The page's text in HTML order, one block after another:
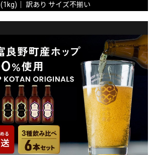
(1kg)｜ 訳あり サイズ不揃い